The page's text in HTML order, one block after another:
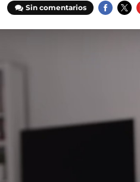
Sin comentarios